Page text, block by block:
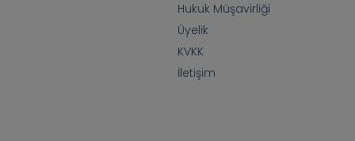
Hukuk Müşavirliği
Üyelik
KVKK
İletişim